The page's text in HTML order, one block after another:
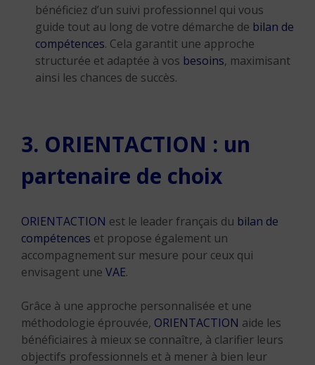
bénéficiez d’un suivi professionnel qui vous
guide tout au long de votre démarche de bilan de
compétences. Cela garantit une approche
structurée et adaptée à vos besoins, maximisant
ainsi les chances de succès.
3. ORIENTACTION : un
partenaire de choix
ORIENTACTION est le leader français du bilan de
compétences et propose également un
accompagnement sur mesure pour ceux qui
envisagent une VAE.
Grâce à une approche personnalisée et une
méthodologie éprouvée, ORIENTACTION aide les
bénéficiaires à mieux se connaître, à clarifier leurs
objectifs professionnels et à mener à bien leur